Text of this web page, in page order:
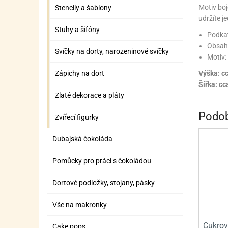
BOXY A TAŠKY NA POMŮCKY
ZÁBAVNÉ HRAČKY, DOPLŇKY
VÝROBA SLIZU
ZÁBAVNÍ PYROTECHNIKA
Stencily a šablony
Stuhy a šifóny
Svíčky na dorty, narozeninové svíčky
Zápichy na dort
Zlaté dekorace a pláty
Zvířecí figurky
Dubajská čokoláda
Pomůcky pro práci s čokoládou
Dortové podložky, stojany, pásky
Vše na makronky
Motiv
udržíte
Motiv:
Výška:
Šířka: